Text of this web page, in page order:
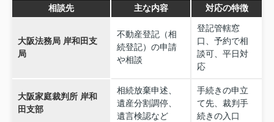
相談先 主な内容 対応の特徴
大阪法務局 岸和田支
局
不動産登記（相
続登記）の申請
や相談
登記管轄窓
口、予約で相
談可、平日対
応
大阪家庭裁判所 岸和
田支部
相続放棄申述、
遺産分割調停、
遺言検認など
手続きの申立
て先、裁判手
続きの入口